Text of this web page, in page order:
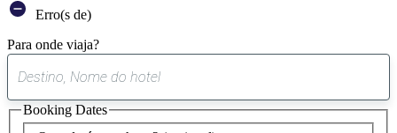
Erro(s de)
Para onde viaja?
sugestão
encontrada
Booking Dates